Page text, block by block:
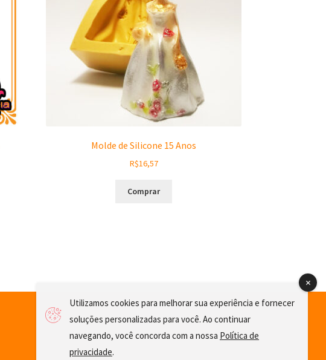
Molde de Silicone 15 Anos
R$16,57
Comprar
Utilizamos cookies para melhorar sua experiência e fornecer
soluções personalizadas para você. Ao continuar
navegando, você concorda com a nossa Política de
privacidade.